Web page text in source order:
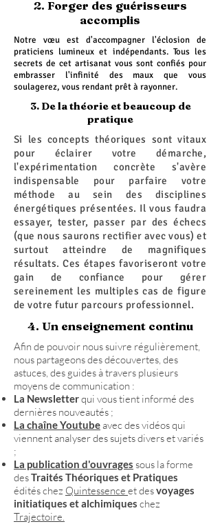
2. Forger des guérisseurs
accomplis
Notre vœu est d'accompagner l'éclosion de
praticiens lumineux et indépendants. Tous les
secrets de cet artisanat vous sont confiés pour
embrasser l'infinité des maux que vous
soulagerez, vous rendant prêt à rayonner.
3. De la théorie et beaucoup de
pratique
Si les concepts théoriques sont vitaux
pour éclairer votre démarche,
l'expérimentation concrète s'avère
indispensable pour parfaire votre
méthode au sein des disciplines
énergétiques présentées. Il vous faudra
essayer, tester, passer par des échecs
(que nous saurons rectifier avec vous) et
surtout atteindre de magnifiques
résultats. Ces étapes favoriseront votre
gain de confiance pour gérer
sereinement les multiples cas de figure
de votre futur parcours professionnel.
4. Un enseignement continu
Afin de pouvoir nous suivre régulièrement,
nous partageons des découvertes, des
astuces, des guides à travers plusieurs
moyens de communication :
La Newsletterqui vous tient informé des
dernières nouveautés ;
La chaîne Youtubeavec des vidéos qui
viennent analyser des sujets divers et variés
;
La publication d'ouvrages sous la forme
desTraités Théoriques et Pratiques
édités chez Quintessence et desvoyages
initiatiques et alchimiques chez
Trajectoire.